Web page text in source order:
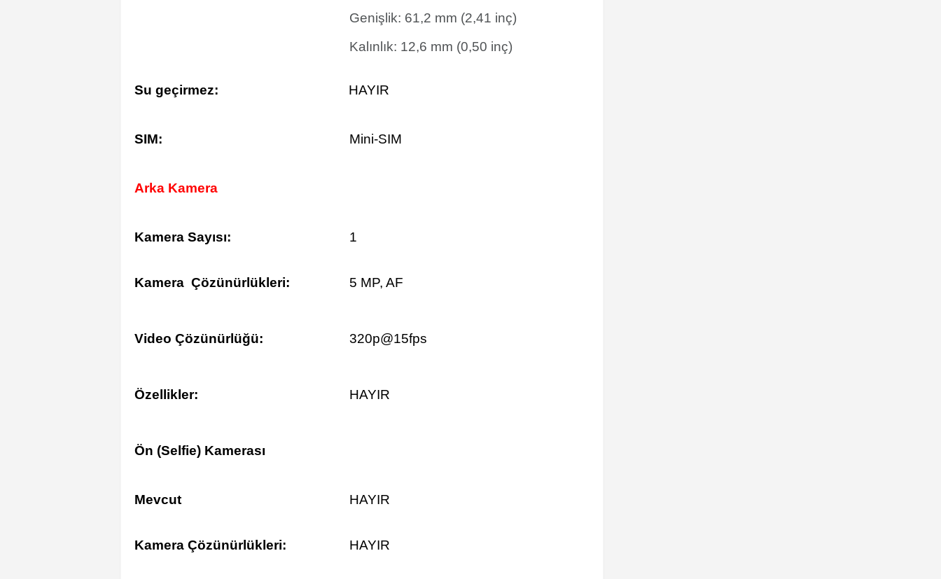
Genişlik: 61,2 mm (2,41 inç)
Kalınlık: 12,6 mm (0,50 inç)
Su geçirmez: HAYIR
SIM: Mini-SIM
Arka Kamera
Kamera Sayısı: 1
Kamera Çözünürlükleri: 5 MP, AF
Video Çözünürlüğü: 320p@15fps
Özellikler: HAYIR
Ön (Selfie) Kamerası
Mevcut HAYIR
Kamera Çözünürlükleri: HAYIR